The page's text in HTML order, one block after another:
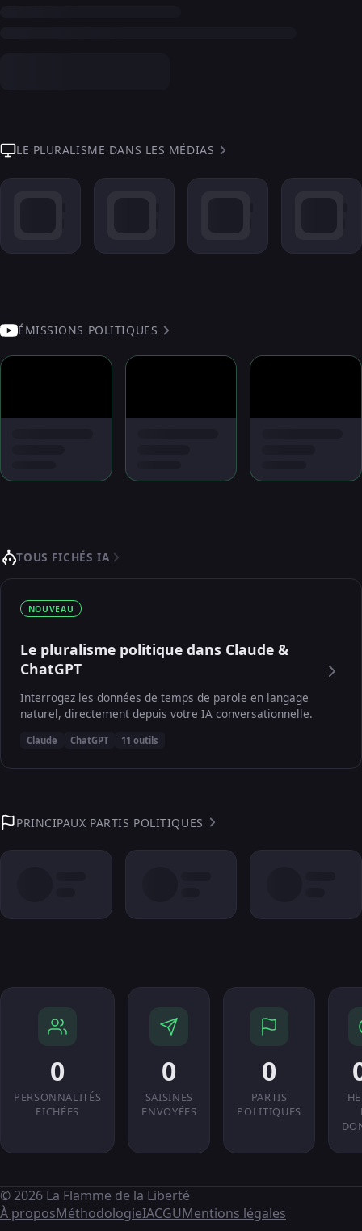
LE PLURALISME DANS LES MÉDIAS
ÉMISSIONS POLITIQUES
TOUS FICHÉS IA
NOUVEAU
Le pluralisme politique dans Claude &
ChatGPT
Interrogez les données de temps de parole en langage
naturel, directement depuis votre IA conversationnelle.
Claude ChatGPT 11 outils
PRINCIPAUX PARTIS POLITIQUES
0
PERSONNALITÉS
FICHÉES
0
SAISINES
ENVOYÉES
0
PARTIS
POLITIQUES
© 2026 La Flamme de la Liberté
À proposMéthodologieIACGUMentions légales